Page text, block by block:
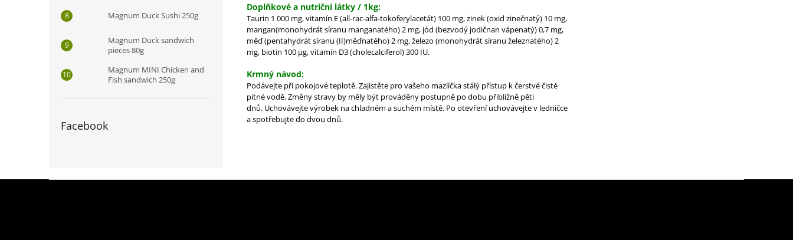
Magnum Duck Sushi 250g
Magnum Duck sandwich
pieces 80g
Magnum MINI Chicken and
Fish sandwich 250g
Facebook
Doplňkové a nutriční látky / 1kg:
Taurin 1 000 mg, vitamín E (all-rac-alfa-tokoferylacetát) 100 mg, zinek (oxid zinečnatý) 10 mg,
mangan(monohydrát síranu manganatého) 2 mg, jód (bezvodý jodičnan vápenatý) 0,7 mg,
měď (pentahydrát síranu (II)měďnatého) 2 mg, železo (monohydrát síranu železnatého) 2
mg, biotin 100 μg, vitamín D3 (cholecalciferol) 300 IU.
Krmný návod:
Podávejte při pokojové teplotě.Zajistěte pro vašeho mazlíčka stálý přístup k čerstvé čisté
pitné vodě.Změny stravy by měly být prováděny postupně po dobu přibližně pěti
dnů. Uchovávejte výrobek na chladném a suchém místě. Po otevření uchovávejte v ledničce
a spotřebujte do dvou dnů.
Z